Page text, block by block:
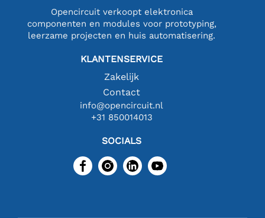
Opencircuit verkoopt elektronica
componenten en modules voor prototyping,
leerzame projecten en huis automatisering.
KLANTENSERVICE
Zakelijk
Contact
info@opencircuit.nl
+31 850014013
SOCIALS